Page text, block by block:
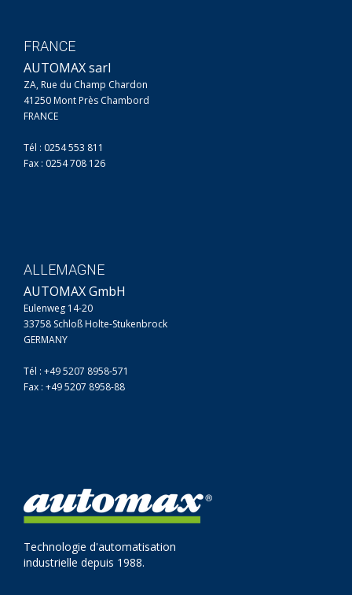
FRANCE
AUTOMAX sarl
ZA, Rue du Champ Chardon
41250 Mont Près Chambord
FRANCE
Tél : 0254 553 811
Fax : 0254 708 126
ALLEMAGNE
AUTOMAX GmbH
Eulenweg 14-20
33758 Schloß Holte-Stukenbrock
GERMANY
Tél : +49 5207 8958-571
Fax : +49 5207 8958-88
Technologie d'automatisation
industrielle depuis 1988.